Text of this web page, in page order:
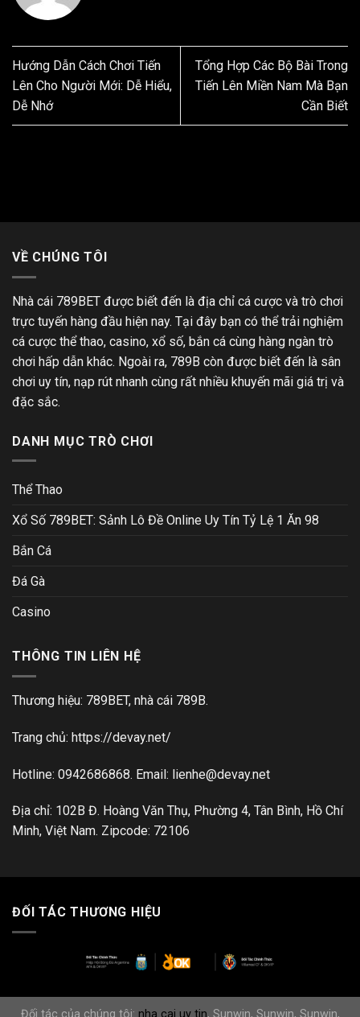
Hướng Dẫn Cách Chơi Tiến
Lên Cho Người Mới: Dễ Hiểu,
Dễ Nhớ
Tổng Hợp Các Bộ Bài Trong
Tiến Lên Miền Nam Mà Bạn
Cần Biết
VỀ CHÚNG TÔI
Nhà cái 789BET được biết đến là địa chỉ cá cược và trò chơi
trực tuyến hàng đầu hiện nay. Tại đây bạn có thể trải nghiệm
cá cược thể thao, casino, xổ số, bắn cá cùng hàng ngàn trò
chơi hấp dẫn khác. Ngoài ra, 789B còn được biết đến là sân
chơi uy tín, nạp rút nhanh cùng rất nhiều khuyến mãi giá trị và
đặc sắc.
DANH MỤC TRÒ CHƠI
Thể Thao
Xổ Số 789BET: Sảnh Lô Đề Online Uy Tín Tỷ Lệ 1 Ăn 98
Bắn Cá
Đá Gà
Casino
THÔNG TIN LIÊN HỆ
Thương hiệu: 789BET, nhà cái 789B.
Trang chủ: https://devay.net/
Hotline: 0942686868. Email: lienhe@devay.net
Địa chỉ: 102B Đ. Hoàng Văn Thụ, Phường 4, Tân Bình, Hồ Chí
Minh, Việt Nam. Zipcode: 72106
ĐỐI TÁC THƯƠNG HIỆU